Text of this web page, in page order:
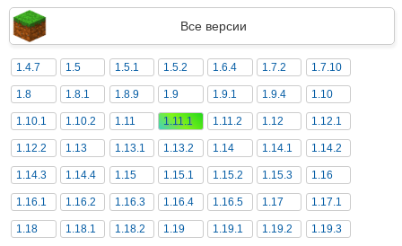
Все версии
1.4.7 1.5 1.5.1 1.5.2 1.6.4 1.7.2 1.7.10
1.8 1.8.1 1.8.9 1.9 1.9.1 1.9.4 1.10
1.10.1 1.10.2 1.11 1.11.1 1.11.2 1.12 1.12.1
1.12.2 1.13 1.13.1 1.13.2 1.14 1.14.1 1.14.2
1.14.3 1.14.4 1.15 1.15.1 1.15.2 1.15.3 1.16
1.16.1 1.16.2 1.16.3 1.16.4 1.16.5 1.17 1.17.1
1.18 1.18.1 1.18.2 1.19 1.19.1 1.19.2 1.19.3